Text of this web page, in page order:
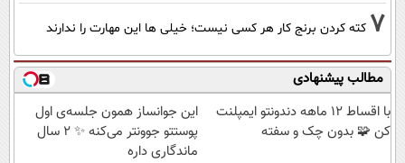
7 کته کردن برنج کار هر کسی نیست؛ خیلی ها این مهارت را ندارند
مطالب پیشنهادی
با اقساط 12 ماهه دندونتو ایمپلنت
کن 🧩 بدون چک و سفته
این جوانساز همون جلسه‌ی اول
پوستتو جوونتر می‌کنه ✨ 2 سال
ماندگاری داره